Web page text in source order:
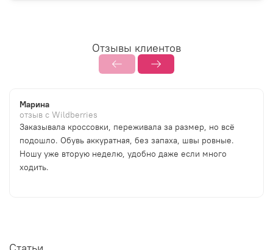
Отзывы клиентов
Марина
отзыв с Wildberries
Заказывала кроссовки, переживала за размер, но всё
подошло. Обувь аккуратная, без запаха, швы ровные.
Ношу уже вторую неделю, удобно даже если много
ходить.